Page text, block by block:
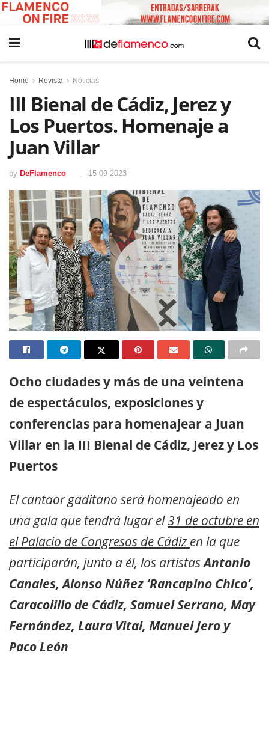
Home Revista Noticias
III Bienal de Cádiz, Jerez y
Los Puertos. Homenaje a
Juan Villar
by DeFlamenco 15 09 2023
Ocho ciudades y más de una veintena
de espectáculos, exposiciones y
conferencias para homenajear a Juan
Villar en la III Bienal de Cádiz, Jerez y Los
Puertos
El cantaor gaditano será homenajeado en
una gala que tendrá lugar el31 de octubre en
el Palacio de Congresos de Cádiz en la que
participarán, junto a él, los artistasAntonio
Canales, Alonso Núñez ‘Rancapino Chico’,
Caracolillo de Cádiz, Samuel Serrano, May
Fernández, Laura Vital, Manuel Jero y
Paco León